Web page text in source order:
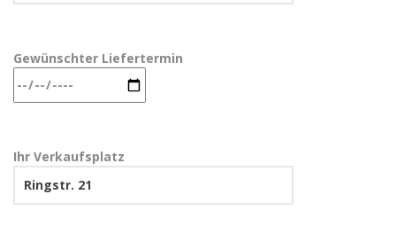
Gewünschter Liefertermin
Ihr Verkaufsplatz